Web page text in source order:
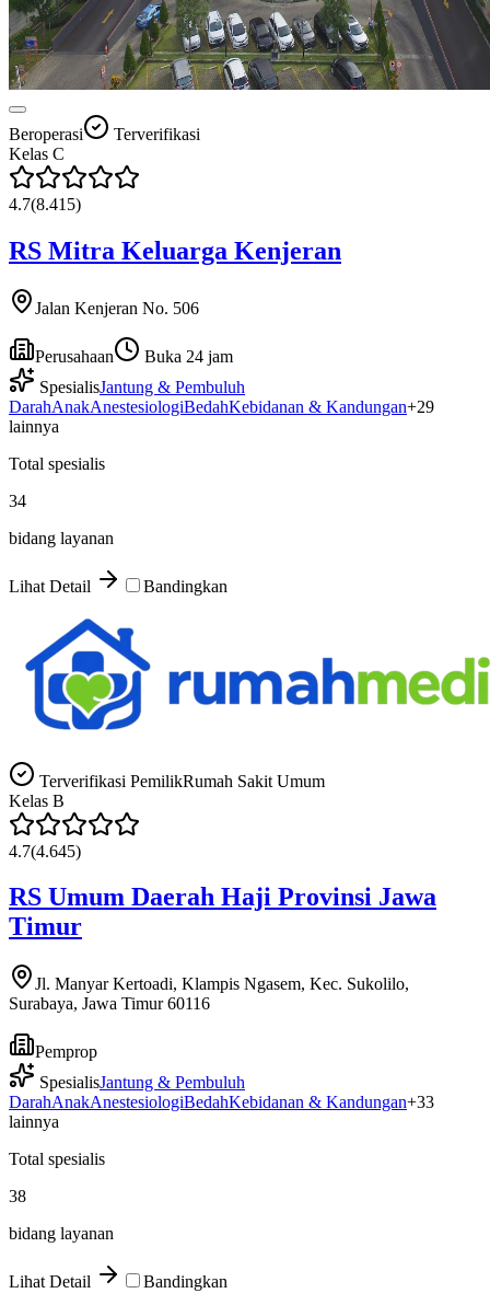
Beroperasi
Terverifikasi
Kelas C
4.7(8.415)
RS Mitra Keluarga Kenjeran
Jalan Kenjeran No. 506
Perusahaan
Buka 24 jam
SpesialisJantung & Pembuluh
DarahAnakAnestesiologiBedahKebidanan & Kandungan+29
lainnya
Total spesialis
34
bidang layanan
Lihat Detail Bandingkan
Terverifikasi PemilikRumah Sakit Umum
Kelas B
4.7(4.645)
RS Umum Daerah Haji Provinsi Jawa
Timur
Jl. Manyar Kertoadi, Klampis Ngasem, Kec. Sukolilo,
Surabaya, Jawa Timur 60116
Pemprop
SpesialisJantung & Pembuluh
DarahAnakAnestesiologiBedahKebidanan & Kandungan+33
lainnya
Total spesialis
38
bidang layanan
Lihat Detail Bandingkan